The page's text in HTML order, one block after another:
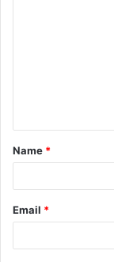
Name *
Email *